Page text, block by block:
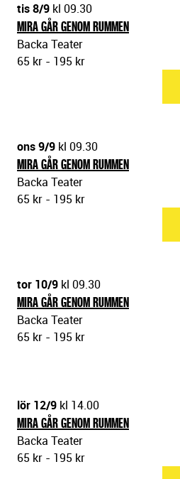
tis 8/9 kl 09.30
MIRA GÅR GENOM RUMMEN
Backa Teater
65 kr - 195 kr
ons 9/9 kl 09.30
MIRA GÅR GENOM RUMMEN
Backa Teater
65 kr - 195 kr
tor 10/9 kl 09.30
MIRA GÅR GENOM RUMMEN
Backa Teater
65 kr - 195 kr
lör 12/9 kl 14.00
MIRA GÅR GENOM RUMMEN
Backa Teater
65 kr - 195 kr